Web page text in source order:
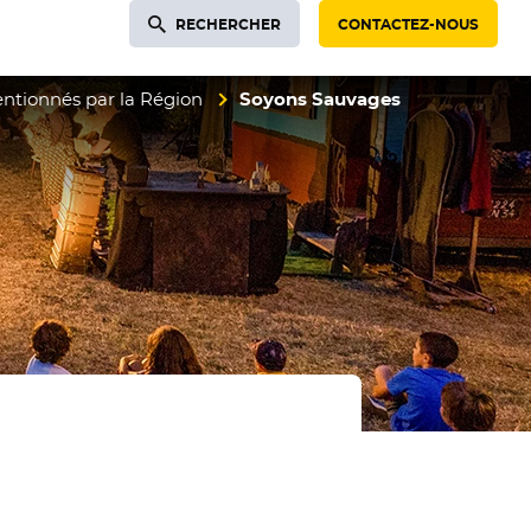
RECHERCHER CONTACTEZ-NOUS
par la Région Soyons Sauvages